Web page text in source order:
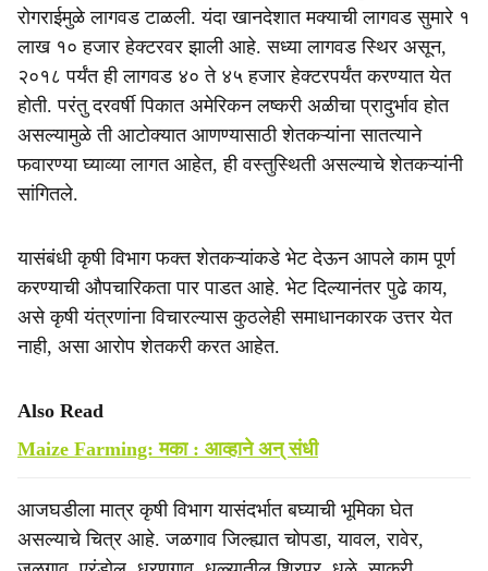
रोगराईमुळे लागवड टाळली. यंदा खानदेशात मक्याची लागवड सुमारे १
लाख १० हजार हेक्टरवर झाली आहे. सध्या लागवड स्थिर असून,
२०१८ पर्यंत ही लागवड ४० ते ४५ हजार हेक्टरपर्यंत करण्यात येत
होती. परंतु दरवर्षी पिकात अमेरिकन लष्करी अळीचा प्रादुर्भाव होत
असल्यामुळे ती आटोक्यात आणण्यासाठी शेतकऱ्यांना सातत्याने
फवारण्या घ्याव्या लागत आहेत, ही वस्तुस्थिती असल्याचे शेतकऱ्यांनी
सांगितले.
यासंबंधी कृषी विभाग फक्त शेतकऱ्यांकडे भेट देऊन आपले काम पूर्ण
करण्याची औपचारिकता पार पाडत आहे. भेट दिल्यानंतर पुढे काय,
असे कृषी यंत्रणांना विचारल्यास कुठलेही समाधानकारक उत्तर येत
नाही, असा आरोप शेतकरी करत आहेत.
Also Read
Maize Farming: मका : आव्हाने अन् संधी
आजघडीला मात्र कृषी विभाग यासंदर्भात बघ्याची भूमिका घेत
असल्याचे चित्र आहे. जळगाव जिल्ह्यात चोपडा, यावल, रावेर,